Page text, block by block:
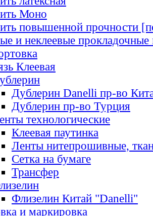
Моно
повышенной прочности
и неклеевые прокладочные
Клеевая
Дублерин Danelli пр-во
Дублерин пр-во Турция
технологические
Клеевая паутинка
Ленты нитепрошивные,
Сетка на бумаге
Трансфер
Флизелин Китай "Danelli"
и маркировка